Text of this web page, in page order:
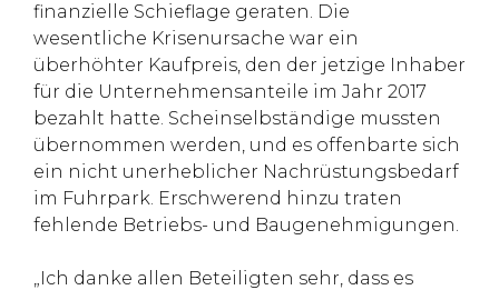
finanzielle Schieflage geraten. Die
wesentliche Krisenursache war ein
überhöhter Kaufpreis, den der jetzige Inhaber
für die Unternehmensanteile im Jahr 2017
bezahlt hatte. Scheinselbständige mussten
übernommen werden, und es offenbarte sich
ein nicht unerheblicher Nachrüstungsbedarf
im Fuhrpark. Erschwerend hinzu traten
fehlende Betriebs- und Baugenehmigungen.
„Ich danke allen Beteiligten sehr, dass es